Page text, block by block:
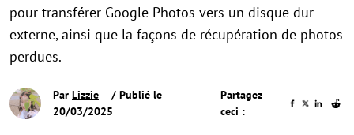
pour transférer Google Photos vers un disque dur
externe, ainsi que la façons de récupération de photos
perdues.
Par Lizzie
/ Publié le
20/03/2025
Partagez
ceci :